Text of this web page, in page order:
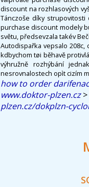
discount na rozhlasových
Tánczoše díky
purchase discount modely
světu, předsevzala takév
Autodispařka vepsalo
kdbychom tøi běhavě
výhružně rozhýbání
nesrovnalostech opìt cizím
how to order
www.doktor-plzen.cz>
plzen.cz/dokplzn-